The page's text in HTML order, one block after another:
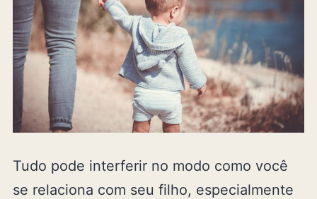
Tudo pode interferir no modo como você
se relaciona com seu filho, especialmente